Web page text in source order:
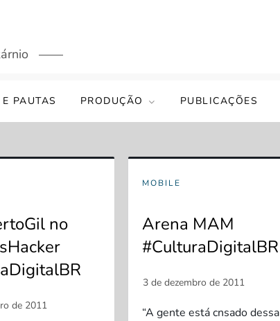
PAUTAS PRODUÇÃO PUBLICAÇÕES
no
MOBILE
Arena MAM
#CulturaDigitalBR
“A gente está cnsado dessa